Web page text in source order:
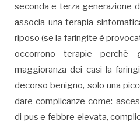
seconda e terza generazione
associa una terapia
riposo (se la faringite è
occorrono terapie perchè
maggioranza dei casi la
decorso benigno, solo una
dare complicanze come:
di pus e febbre elevata,